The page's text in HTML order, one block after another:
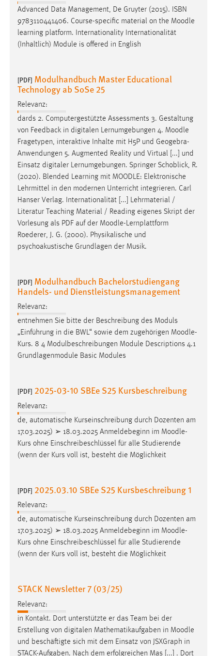
Advanced Data Management, De Gruyter (2015). ISBN
9783110441406. Course-specific material on the Moodle
learning platform. Internationality Internationalität
(Inhaltlich) Module is offered in English
[PDF] Modulhandbuch Master Educational
Technology ab SoSe 25
Relevanz:
dards 2. Computergestützte Assessments 3. Gestaltung
von Feedback in digitalen Lernumgebungen 4. Moodle
Fragetypen, interaktive Inhalte mit H5P und Geogebra-
Anwendungen 5. Augmented Reality und Virtual [...] und
Einsatz digitaler Lernumgebungen. Springer Schoblick, R.
(2020). Blended Learning mit MOODLE: Elektronische
Lehrmittel in den modernen Unterricht integrieren. Carl
Hanser Verlag. Internationalität [...] Lehrmaterial /
Literatur Teaching Material / Reading eigenes Skript der
Vorlesung als PDF auf der Moodle-Lernplattform
Roederer, J. G. (2000). Physikalische und
psychoakustische Grundlagen der Musik.
[PDF] Modulhandbuch Bachelorstudiengang
Handels- und Dienstleistungsmanagement
Relevanz:
entnehmen Sie bitte der Beschreibung des Moduls
„Einführung in die BWL“ sowie dem zugehörigen Moodle-
Kurs. 8 4 Modulbeschreibungen Module Descriptions 4.1
Grundlagenmodule Basic Modules
[PDF] 2025-03-10 SBEe S25 Kursbeschreibung
Relevanz:
de, automatische Kurseinschreibung durch Dozenten am
17.03.2025) ➢ 18.03.2025 Anmeldebeginn im Moodle-
Kurs ohne Einschreibeschlüssel für alle Studierende
(wenn der Kurs voll ist, besteht die Möglichkeit
[PDF] 2025.03.10 SBEe S25 Kursbeschreibung 1
Relevanz:
de, automatische Kurseinschreibung durch Dozenten am
17.03.2025) ➢ 18.03.2025 Anmeldebeginn im Moodle-
Kurs ohne Einschreibeschlüssel für alle Studierende
(wenn der Kurs voll ist, besteht die Möglichkeit
STACK Newsletter 7 (03/25)
Relevanz:
in Kontakt. Dort unterstützte er das Team bei der
Erstellung von digitalen Mathematikaufgaben in Moodle
und beschäftigte sich mit dem Einsatz von JSXGraph in
STACK-Aufgaben. Nach dem erfolgreichen Mas [...] . Dort